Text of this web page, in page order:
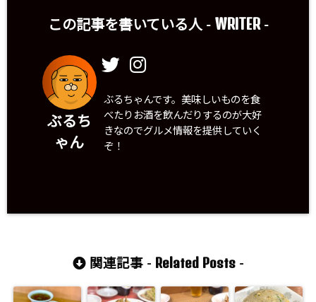
この記事を書いている人 - WRITER-
ぶるち
ゃん
ぶるちゃんです。美味しいものを食
べたりお酒を飲んだりするのが大好
きなのでグルメ情報を提供していく
ぞ！
関連記事 - Related Posts-